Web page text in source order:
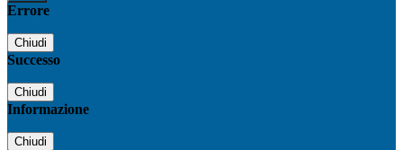
Errore
Chiudi
Successo
Chiudi
Informazione
Chiudi